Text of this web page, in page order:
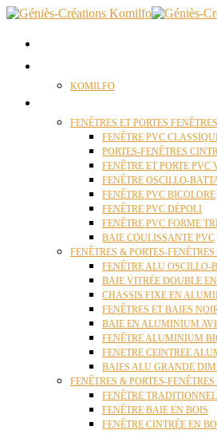
KOMILFO
FENÊTRES ET PORTES
FENÊTRE PVC
PORTES-FENÊTRES
FENÊTRE ET PORTE
FENÊTRE OSCILLO-
FENÊTRE PVC BICOLORE
FENÊTRE PVC DÉPOLI
FENÊTRE PVC FORME
BAIE COULISSANTE PVC
FENÊTRES & PORTES-
FENÊTRE ALU OSCILLO-
BAIE VITRÉE DOUBLE
CHASSIS FIXE EN
FENÊTRES ET BAIES
BAIE EN ALUMINIUM
FENÊTRE ALUMINIUM
FENETRE CEINTREE
BAIES ALU GRANDE
FENÊTRES & PORTES-FENÊTRES
FENÊTRE
FENÊTRE BAIE EN BOIS
FENÊTRE CINTRÉE EN